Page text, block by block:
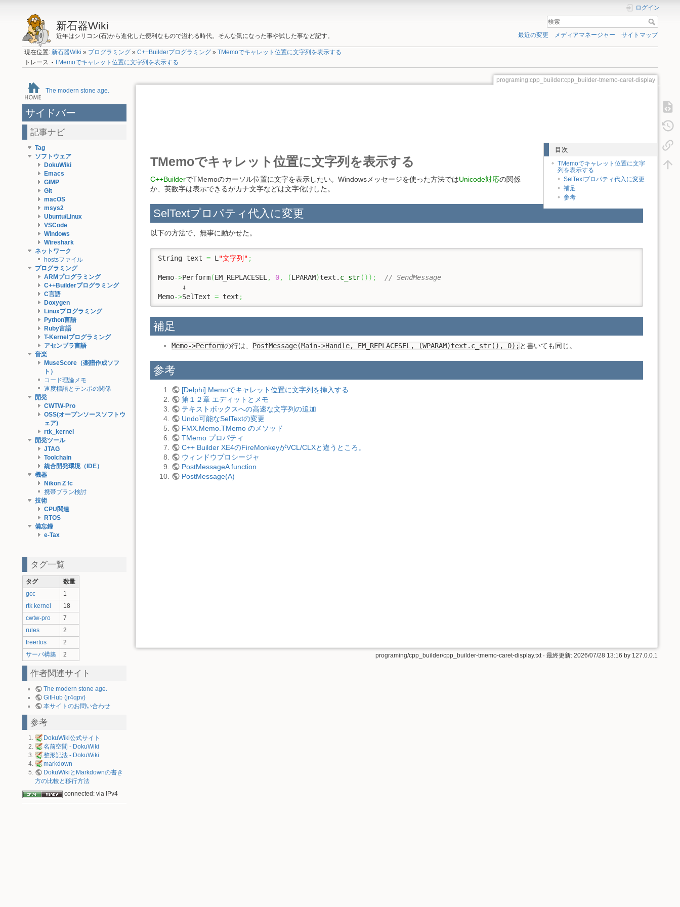
新石器Wiki
近年はシリコン(石)から進化した便利なもので溢れる時代。そんな気になった事や試した事など記す。
ログイン
最近の変更 メディアマネージャー サイトマップ
現在位置:新石器Wiki » プログラミング »C++Builderプログラミング »TMemoでキャレット位置に文字列を表示する
トレース: • TMemoでキャレット位置に文字列を表示する
The modern stone age.
サイドバー
記事ナビ
Tag
ソフトウェア
DokuWiki
Emacs
GIMP
Git
macOS
msys2
Ubuntu/Linux
VSCode
Windows
Wireshark
ネットワーク
hostsファイル
プログラミング
ARMプログラミング
C++Builderプログラミング
C言語
Doxygen
Linuxプログラミング
Python言語
Ruby言語
T-Kernelプログラミング
アセンブラ言語
音楽
MuseScore（楽譜作成ソフ
ト）
コード理論メモ
速度標語とテンポの関係
開発
CWTW-Pro
OSS(オープンソースソフトウ
ェア)
rtk_kernel
開発ツール
JTAG
Toolchain
統合開発環境（IDE）
機器
Nikon Z fc
携帯プラン検討
技術
CPU関連
RTOS
備忘録
e-Tax
タグ一覧
タグ
数量
gcc
1
rtk kernel
18
cwtw-pro
7
rules
2
freertos
2
サーバ構築
2
作者関連サイト
The modern stone age.
GitHub (jr4qpv)
本サイトのお問い合わせ
参考
DokuWiki公式サイト
名前空間 - DokuWiki
整形記法 - DokuWiki
markdown
DokuWikiとMarkdownの書き
方の比較と移行方法
connected: via IPv4
programing:cpp_builder:cpp_builder-tmemo-caret-display
目次
TMemoでキャレット位置に文字
列を表示する
SelTextプロパティ代入に変更
補足
参考
TMemoでキャレット位置に文字列を表示する
C++BuilderでTMemoのカーソル位置に文字を表示したい。Windowsメッセージを使った方法ではUnicode対応の関係
か、英数字は表示できるがカナ文字などは文字化けした。
SelTextプロパティ代入に変更
以下の方法で、無事に動かせた。
String text = L "文字列" ;
Memo->Perform(EM_REPLACESEL , 0, (LPARAM)text. c_str( ) ) ;
// SendMessage
      ↓
Memo->SelText = text ;
補足
Memo->Performの行は、 PostMessage(Main->Handle, EM_REPLACESEL, (WPARAM)text.c_str(), 0); と書いても同じ。
参考
[Delphi] Memoでキャレット位置に文字列を挿入する
第１２章 エディットとメモ
テキストボックスへの高速な文字列の追加
Undo可能なSelTextの変更
FMX.Memo.TMemo のメソッド
TMemo プロパティ
C++ Builder XE4のFireMonkeyがVCL/CLXと違うところ。
ウィンドウプロシージャ
PostMessageA function
PostMessage(A)
programing/cpp_builder/cpp_builder-tmemo-caret-display.txt · 最終更新: 2026/07/28 13:16 by 127.0.0.1